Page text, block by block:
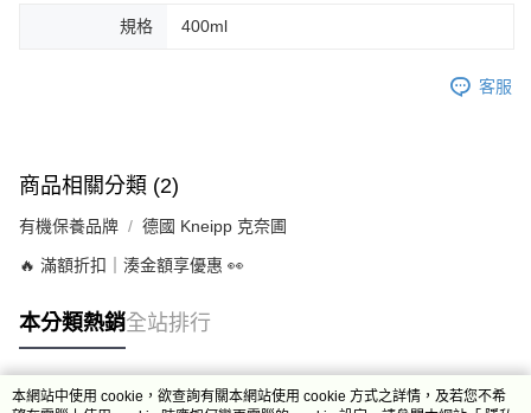
規格 400ml
客服
商品相關分類 (2)
有機保養品牌 德國 Kneipp 克奈圃
🔥 滿額折扣｜湊金額享優惠 👀
本分類熱銷全站排行
本網站中使用 cookie，欲查詢有關本網站使用 cookie 方式之詳情，及若您不希